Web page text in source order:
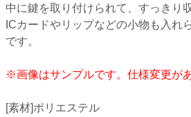
中に鍵を取り付けられて、すっきり
ICカードやリップなどの小物も入れ
です。
※画像はサンプルです。仕様変更が
[素材]ポリエステル